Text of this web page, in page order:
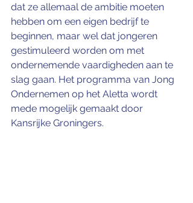
dat ze allemaal de ambitie moeten
hebben om een eigen bedrijf te
beginnen, maar wel dat jongeren
gestimuleerd worden om met
ondernemende vaardigheden aan te
slag gaan. Het programma van Jong
Ondernemen op het Aletta wordt
mede mogelijk gemaakt door
Kansrijke Groningers.